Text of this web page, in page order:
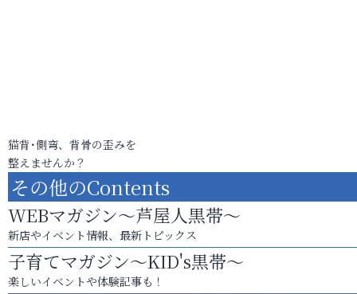
猫背･側弯、背骨の歪みを
整えませんか？
その他のContents
WEBマガジン～芦屋人黒帯～
新店やイベント情報、最新トピックス
子育てマガジン～KID's黒帯～
楽しいイベントや体験記事も！